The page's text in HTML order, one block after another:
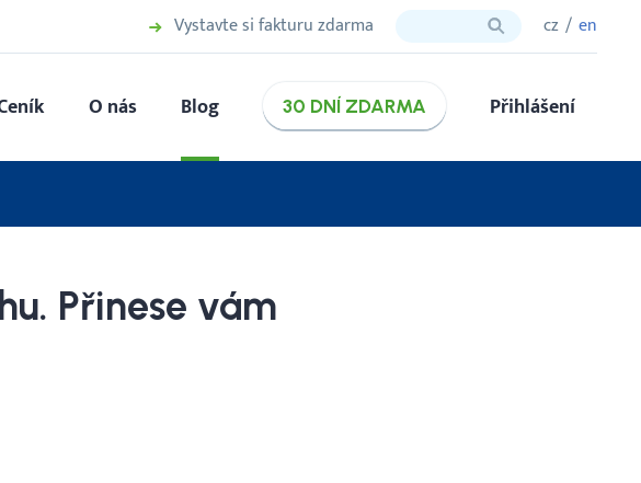
Vystavte si fakturu zdarma cz en
O nás Blog 30 DNÍ ZDARMA Přihlášení
Přinese vám